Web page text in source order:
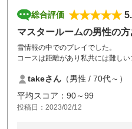
総合評価
マスタールームの男性の
雪情報の中でのプレイでした。
コースは距離があり私共には難し
ありがとうございます。
また晴れた時に伺わせていただきま
takeさん （男性 / 70代～）
平均スコア：90～99
投稿日：2023/02/12